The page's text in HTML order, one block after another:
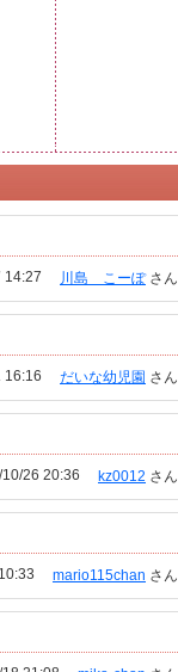
川島 こーぽさん
14:27
だいな幼児園 さん
16:16
kz0012 さん
26 20:36
mario115chan さん